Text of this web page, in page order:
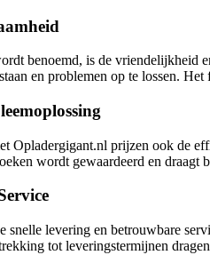
benoemd, is de vriendelijkheid
en problemen op te lossen.
Opladergigant.nl prijzen ook de
wordt gewaardeerd en draagt
snelle levering en betrouwbare
tot leveringstermijnen